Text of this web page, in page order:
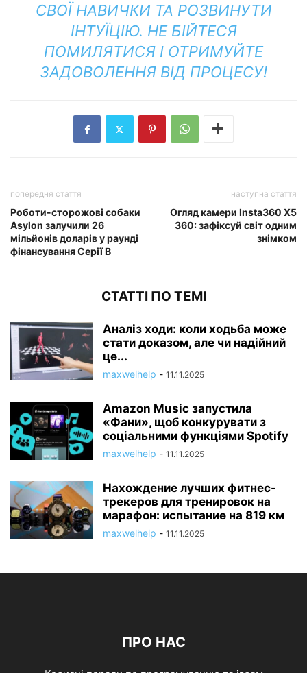
СВОЇ НАВИЧКИ ТА РОЗВИНУТИ
ІНТУЇЦІЮ. НЕ БІЙТЕСЯ
ПОМИЛЯТИСЯ І ОТРИМУЙТЕ
ЗАДОВОЛЕННЯ ВІД ПРОЦЕСУ!
попередня стаття
Роботи-сторожові собаки
Asylon залучили 26
мільйонів доларів у раунді
фінансування Серії B
наступна стаття
Огляд камери Insta360 X5
360: зафіксуй світ одним
знімком
СТАТТІ ПО ТЕМІ
Аналіз ходи: коли ходьба може
стати доказом, але чи надійний
це...
maxwelhelp - 11.11.2025
Amazon Music запустила
«Фани», щоб конкурувати з
соціальними функціями Spotify
maxwelhelp - 11.11.2025
Нахождение лучших фитнес-
трекеров для тренировок на
марафон: испытание на 819 км
maxwelhelp - 11.11.2025
ПРО НАС